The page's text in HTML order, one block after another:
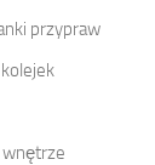
przypraw
wnętrze